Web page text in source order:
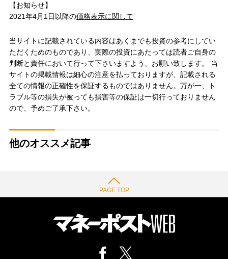
【お知らせ】
2021年4月1日以降の価格表示に関して
当サイトに記載されている内容はあくまでも投資の参考にしてい
ただくためのものであり、実際の投資にあたっては読者ご自身の
判断と責任において行って下さいますよう、お願い致します。 当
サイトの掲載情報は細心の注意を払っておりますが、記載される
全ての情報の正確性を保証するものではありません。万が一、ト
ラブル等の損失が被っても損害等の保証は一切行っておりません
ので、予めご了承下さい。
他のオススメ記事
PAGE TOP